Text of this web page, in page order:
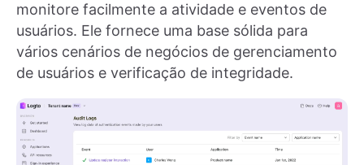
monitore facilmente a atividade e eventos de
usuários. Ele fornece uma base sólida para
vários cenários de negócios de gerenciamento
de usuários e verificação de integridade.